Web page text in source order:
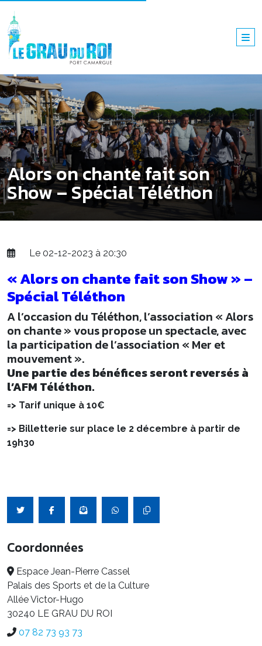
Alors on chante fait son
Show – Spécial Téléthon
Le 02-12-2023 à 20:30
« Alors on chante fait son Show » –
Spécial Téléthon
A l’occasion du Téléthon, l’association « Alors
on chante » vous propose un spectacle, avec
la participation de l’association « Mer et
mouvement ».
Une partie des bénéfices seront reversés à
l’AFM Téléthon.
=> Tarif unique à 10€
=> Billetterie sur place le 2 décembre à partir de
19h30
Coordonnées
Espace Jean-Pierre Cassel
Palais des Sports et de la Culture
Allée Victor-Hugo
30240 LE GRAU DU ROI
07 82 73 93 73